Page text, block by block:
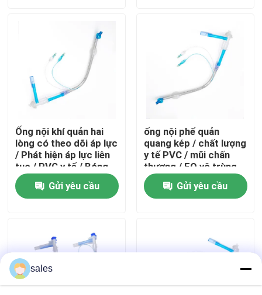
Về chúng tôi
Tham quan nhà máy
Kiểm soát chất lượng
Liên hệ chúng tôi
Đường thở ống ET
đường thở mặt nạ thanh quản
Ống nội khí quản hai
lòng có theo dõi áp lực
/ Phát hiện áp lực liên
tục / PVC y tế / Bóng
chèn áp lực thấp, thể
tích lớn / Chứng nhận
CE
Gửi yêu cầu
ống nội phế quản
quang kép / chất lượng
y tế PVC / mũi chấn
thương / EO vô trùng
Gửi yêu cầu
sales